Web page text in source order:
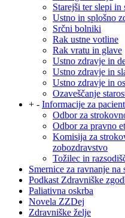
Starejši ter slepi in
Ustno in splošno
Srčni bolniki
Rak ustne votline
Rak vratu in glave
Ustno zdravje in
Ustno zdravje in
Ustno zdravje in
Ozaveščanje
+ - Informacije za
Odbor za
Odbor za pravno
Komisija za
zobozdravstvo
Tožilec in
Smernice za ravnanje
Podkast Zdravniške
Paliativna oskrba
Novela ZZDej
Zdravniške želje